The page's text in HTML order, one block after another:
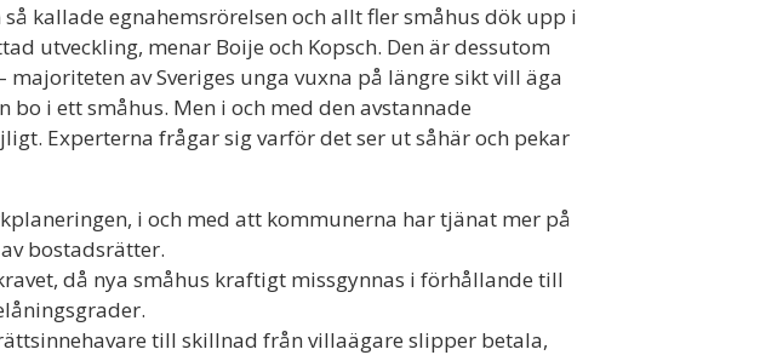
kallade egnahemsrörelsen och allt fler småhus dök upp i
utveckling, menar Boije och Kopsch. Den är dessutom
av Sveriges unga vuxna på längre sikt vill äga
bo i ett småhus. Men i och med den avstannade
Experterna frågar sig varför det ser ut såhär och pekar
i och med att kommunerna har tjänat mer på
bostadsrätter.
då nya småhus kraftigt missgynnas i förhållande till
till skillnad från villaägare slipper betala,